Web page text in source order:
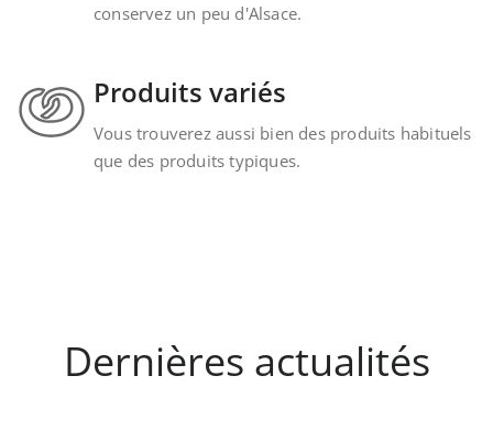
conservez un peu d'Alsace.
Produits variés
Vous trouverez aussi bien des produits habituels
que des produits typiques.
Dernières actualités